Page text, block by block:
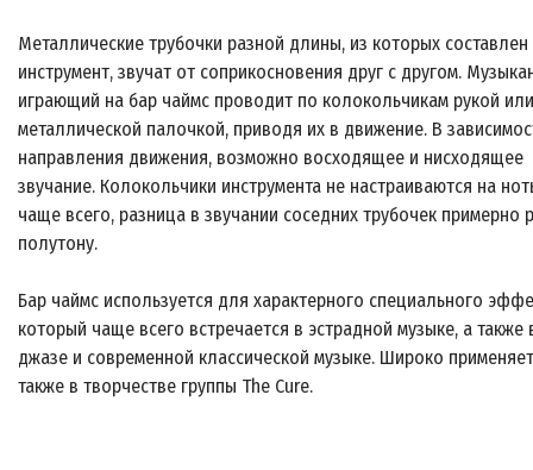
Металлические трубочки разной длины, из которых составлен
инструмент, звучат от соприкосновения друг с другом.
играющий на бар чаймс проводит по колокольчикам рукой или
металлической палочкой, приводя их в движение. В
направления движения, возможно восходящее и нисходящее
звучание. Колокольчики инструмента не настраиваются на
чаще всего, разница в звучании соседних трубочек примерно
полутону.
Бар чаймс используется для характерного специального
который чаще всего встречается в эстрадной музыке, а также
джазе и современной классической музыке. Широко
также в творчестве группы The Cure.